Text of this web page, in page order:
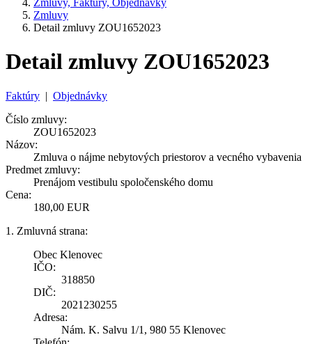
Zmluvy, Faktúry, Objednávky
Zmluvy
Detail zmluvy ZOU1652023
Detail zmluvy ZOU1652023
Faktúry | Objednávky
Číslo zmluvy:
ZOU1652023
Názov:
Zmluva o nájme nebytových priestorov a vecného vybavenia
Predmet zmluvy:
Prenájom vestibulu spoločenského domu
Cena:
180,00 EUR
1. Zmluvná strana:
Obec Klenovec
IČO:
318850
DIČ:
2021230255
Adresa:
Nám. K. Salvu 1/1, 980 55 Klenovec